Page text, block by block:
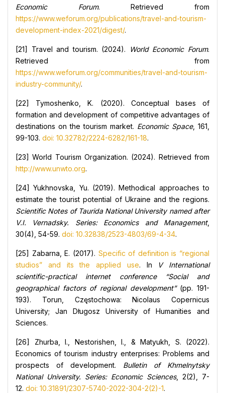
Economic Forum. Retrieved from
https://www.weforum.org/publications/travel-and-tourism-
development-index-2021/digest/.
[21] Travel and tourism. (2024). World Economic Forum.
Retrieved from
https://www.weforum.org/communities/travel-and-tourism-
industry-community/.
[22] Tymoshenko, K. (2020). Conceptual bases of
formation and development of competitive advantages of
destinations on the tourism market. Economic Space, 161,
99-103. doi: 10.32782/2224-6282/161-18.
[23] World Tourism Organization. (2024). Retrieved from
http://www.unwto.org.
[24] Yukhnovska, Yu. (2019). Methodical approaches to
estimate the tourist potential of Ukraine and the regions.
Scientific Notes of Taurida National University named after
V.I. Vernadsky. Series: Economics and Management,
30(4), 54-59. doi: 10.32838/2523-4803/69-4-34.
[25] Zabarna, E. (2017). Specific of definition is “regional
studios” and its the applied use. In
V International
scientific-practical internet conference “Social and
geographical factors of regional development”(pp. 191-
193). Torun, Częstochowa: Nicolaus Copernicus
University; Jan Długosz University of Humanities and
Sciences.
[26] Zhurba, I., Nestorishen, I., & Matyukh, S. (2022).
Economics of tourism industry enterprises: Problems and
prospects of development. Bulletin of Khmelnytsky
National University. Series: Economic Sciences, 2(2), 7-
12. doi: 10.31891/2307-5740-2022-304-2(2)-1.